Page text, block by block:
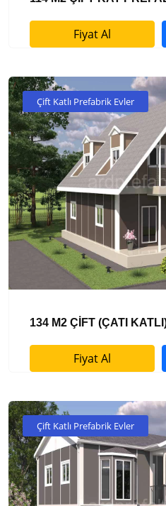
Fiyat Al
Çift Katlı Prefabrik Evler
134 M2 ÇİFT (ÇATI
Fiyat Al
Çift Katlı Prefabrik Evler